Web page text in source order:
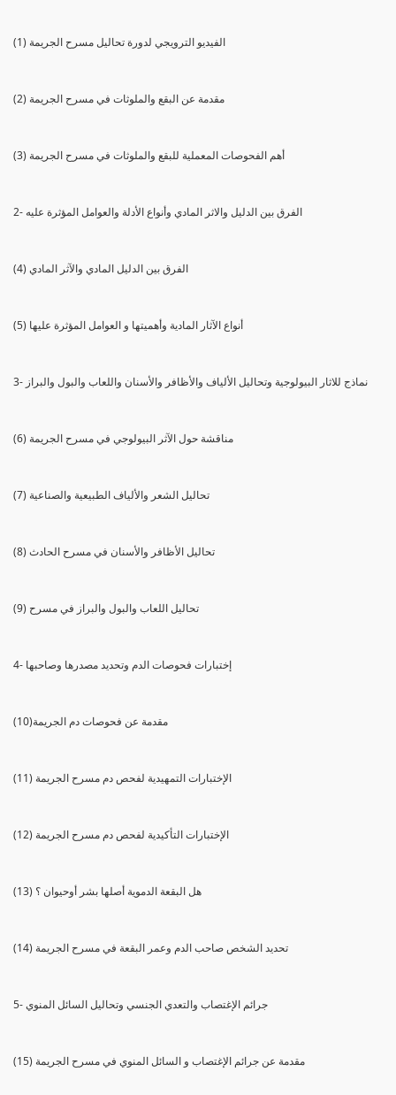
(1) الفيديو الترويجي لدورة تحاليل مسرح الجريمة
(2) مقدمة عن البقع والملوثات في مسرح الجريمة
(3) أهم الفحوصات المعملية للبقع والملوثات في مسرح الجريمة
2- الفرق بين الدليل والاثر المادي وأنواع الأدلة والعوامل المؤثرة عليه
(4) الفرق بين الدليل المادي والآثر المادي
(5) أنواع الآثار المادية وأهميتها و العوامل المؤثرة عليها
3- نماذج للاثار البيولوجية وتحاليل الألياف والأظافر والأسنان واللعاب والبول والبراز
(6) مناقشة حول الآثر البيولوجي في مسرح الجريمة
(7) تحاليل الشعر والألياف الطبيعية والصناعية
(8) تحاليل الأظافر والأسنان في مسرح الحادث
(9) تحاليل اللعاب والبول والبراز في مسرح
4- إختبارات فحوصات الدم وتحديد مصدرها وصاحبها
(10)مقدمة عن فحوصات دم الجريمة
(11) الإختبارات التمهيدية لفحص دم مسرح الجريمة
(12) الإختبارات التأكيدية لفحص دم مسرح الجريمة
(13) هل البقعة الدموية أصلها بشر أوحيوان ؟
(14) تحديد الشخص صاحب الدم وعمر البقعة في مسرح الجريمة
5- جرائم الإغتصاب والتعدي الجنسي وتحاليل السائل المنوي
(15) مقدمة عن جرائم الإغتصاب و السائل المنوي في مسرح الجريمة